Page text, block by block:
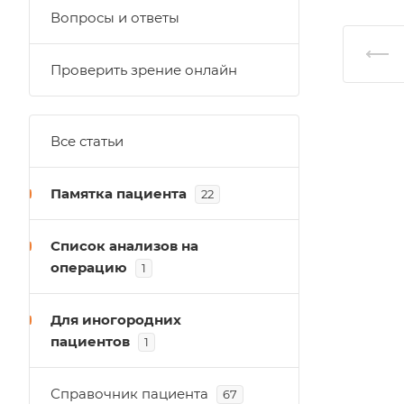
Вопросы и ответы
Проверить зрение онлайн
Все статьи
Памятка пациента 22
Список анализов на
операцию
1
Для иногородних
пациентов
1
Справочник пациента 67